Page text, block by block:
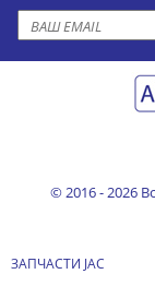
© 2016 - 2026
ЗАПЧАСТИ JAC